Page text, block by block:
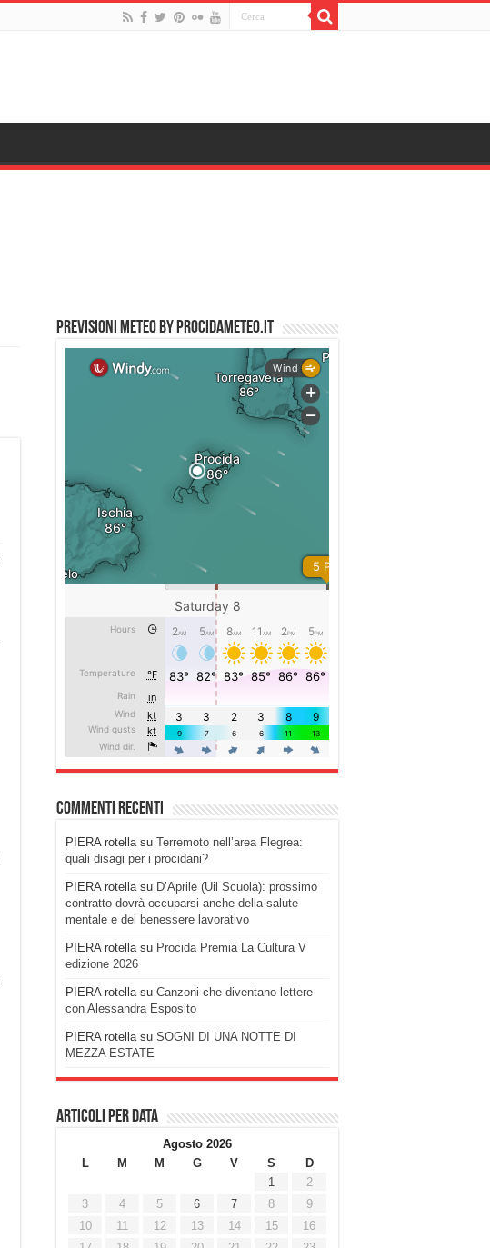
PREVISIONI METEO by PROCIDAMETEO.IT
Commenti recenti
PIERA rotellasu Terremoto nell’area Flegrea:
quali disagi per i procidani?
PIERA rotellasu D’Aprile (Uil Scuola): prossimo
contratto dovrà occuparsi anche della salute
mentale e del benessere lavorativo
PIERA rotellasu Procida Premia La Cultura V
edizione 2026
PIERA rotellasu Canzoni che diventano lettere
con Alessandra Esposito
PIERA rotellasu SOGNI DI UNA NOTTE DI
MEZZA ESTATE
Articoli per data
Agosto 2026
L
M M G V S
D
1
2
3
4 5 6 7 8
9
10
11 12 13 14 15
16